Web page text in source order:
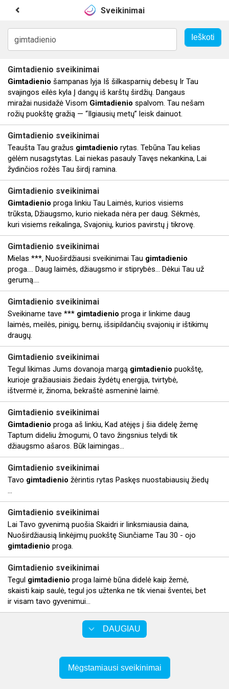
Sveikinimai
Gimtadienio sveikinimai
Gimtadienio šampanas lyja Iš šilkasparnių debesų Ir Tau
svajingos eilės kyla Į dangų iš karštų širdžių. Dangaus
miražai nusidažė Visom Gimtadienio spalvom. Tau nešam
rožių puokštę gražią — “Ilgiausių metų” leisk dainuot.
Gimtadienio sveikinimai
Teaušta Tau gražus gimtadienio rytas. Tebūna Tau kelias
gėlėm nusagstytas. Lai niekas pasauly Tavęs nekankina, Lai
žydinčios rožės Tau širdį ramina.
Gimtadienio sveikinimai
Gimtadienio proga linkiu Tau Laimės, kurios visiems
trūksta, Džiaugsmo, kurio niekada nėra per daug. Sėkmės,
kuri visiems reikalinga, Svajonių, kurios pavirstų į tikrovę.
Gimtadienio sveikinimai
Mielas ***, Nuoširdžiausi sveikinimai Tau gimtadienio
proga.... Daug laimės, džiaugsmo ir stiprybės... Dėkui Tau už
gerumą....
Gimtadienio sveikinimai
Sveikiname tave *** gimtadienio proga ir linkime daug
laimės, meilės, pinigų, bernų, išsipildančių svajonių ir ištikimų
draugų.
Gimtadienio sveikinimai
Tegul likimas Jums dovanoja margą gimtadienio puokštę,
kurioje gražiausiais žiedais žydėtų energija, tvirtybė,
ištvermė ir, žinoma, bekraštė asmeninė laimė.
Gimtadienio sveikinimai
Gimtadienio proga aš linkiu, Kad atėjęs į šia didelę žemę
Taptum dideliu žmogumi, O tavo žingsnius telydi tik
džiaugsmo ašaros. Būk laimingas...
Gimtadienio sveikinimai
Tavo gimtadienio žėrintis rytas Paskęs nuostabiausių žiedų
...
Gimtadienio sveikinimai
Lai Tavo gyvenimą puošia Skaidri ir linksmiausia daina,
Nuoširdžiausią linkėjimų puokštę Siunčiame Tau 30 - ojo
gimtadienio proga.
Gimtadienio sveikinimai
Tegul gimtadienio proga laimė būna didelė kaip žemė,
skaisti kaip saulė, tegul jos užtenka ne tik vienai šventei, bet
ir visam tavo gyvenimui...
DAUGIAU
Mėgstamiausi sveikinimai